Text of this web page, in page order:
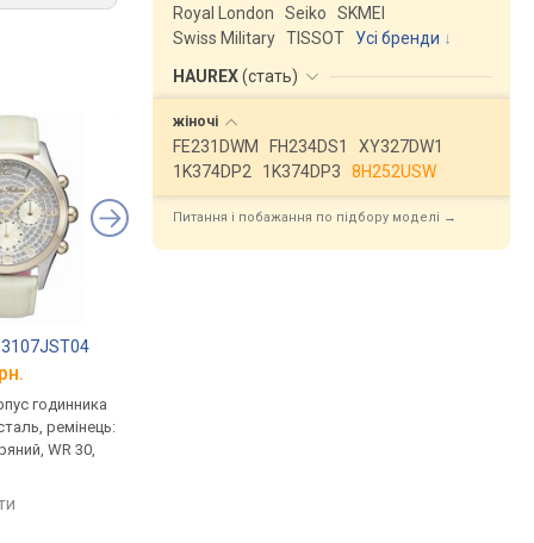
годинника
ремінець:
WR 30,
Royal London
Seiko
SKMEI
Swiss Military TISSOT
Усі бренди
HAUREX(стать)
жіночі
FE231DWM FH234DS1
XY327DW1
1K374DP2
1K374DP3 8H252USW
Питання і побажання по підбору моделі →